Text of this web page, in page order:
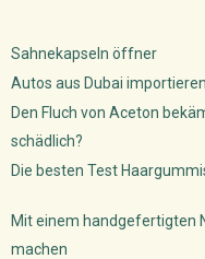
Sahnekapseln öffner
Autos aus Dubai
Den Fluch von Aceton
schädlich?
Die besten Test
Mit einem handgefertigten
machen